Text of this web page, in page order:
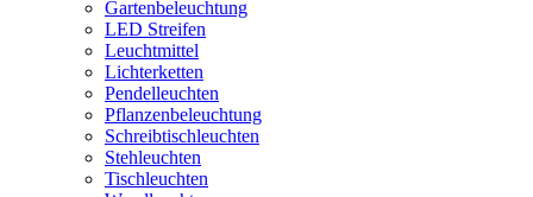
Gartenbeleuchtung
LED Streifen
Leuchtmittel
Lichterketten
Pendelleuchten
Pflanzenbeleuchtung
Schreibtischleuchten
Stehleuchten
Tischleuchten